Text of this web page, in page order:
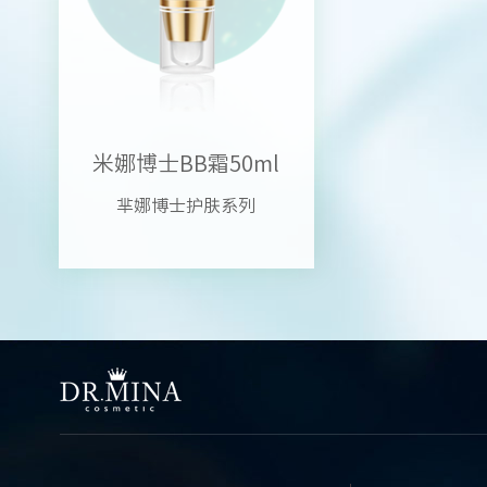
米娜博士BB霜50ml
芈娜博士护肤系列